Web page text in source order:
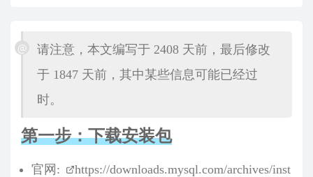
请注意，本文编写于 2408 天前，最后修改
于 1847 天前，其中某些信息可能已经过
时。
第一步：下载安装包
官网:
https://downloads.mysql.com/archives/inst